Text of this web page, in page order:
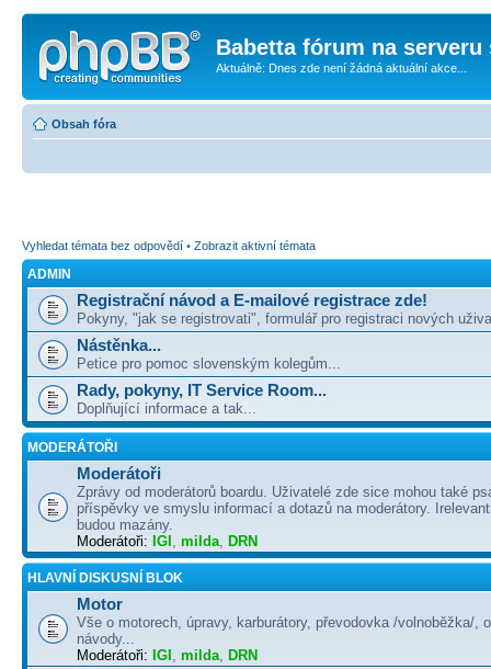
Babetta fórum na serveru
Aktuálně: Dnes zde není žádná aktuální akce...
Obsah fóra
Vyhledat témata bez odpovědí • Zobrazit aktivní témata
ADMIN
Registrační návod a E-mailové registrace zde!
Pokyny, "jak se registrovati", formulář pro registraci nových
Nástěnka...
Petice pro pomoc slovenským kolegům...
Rady, pokyny, IT Service Room...
Doplňující informace a tak...
MODERÁTOŘI
Moderátoři
Zprávy od moderátorů boardu. Uživatelé zde sice mohou také
příspěvky ve smyslu informací a dotazů na moderátory.
budou mazány.
Moderátoři: IGI , milda, DRN
HLAVNÍ DISKUSNÍ BLOK
Motor
Vše o motorech, úpravy, karburátory, převodovka /volnoběžka/,
návody...
Moderátoři: IGI , milda, DRN